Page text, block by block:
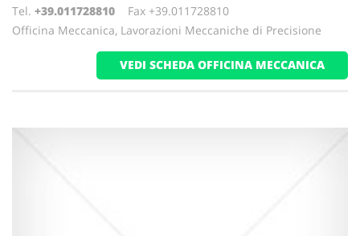
Tel. +39.011728810 Fax +39.011728810
Officina Meccanica, Lavorazioni Meccaniche di Precisione
VEDI SCHEDA OFFICINA MECCANICA